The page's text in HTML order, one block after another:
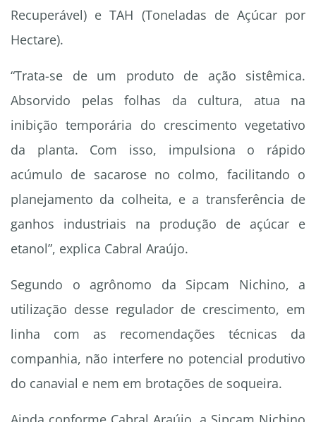
Recuperável) e TAH (Toneladas de Açúcar por
Hectare).
“Trata-se de um produto de ação sistêmica.
Absorvido pelas folhas da cultura, atua na
inibição temporária do crescimento vegetativo
da planta. Com isso, impulsiona o rápido
acúmulo de sacarose no colmo, facilitando o
planejamento da colheita, e a transferência de
ganhos industriais na produção de açúcar e
etanol”, explica Cabral Araújo.
Segundo o agrônomo da Sipcam Nichino, a
utilização desse regulador de crescimento, em
linha com as recomendações técnicas da
companhia, não interfere no potencial produtivo
do canavial e nem em brotações de soqueira.